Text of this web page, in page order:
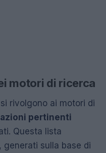
motori di ricerca
rivolgono ai motori di
pertinenti
Questa lista
sulla base di